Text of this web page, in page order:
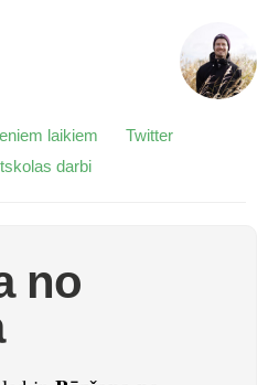
laikiem
Twitter
darbi
no